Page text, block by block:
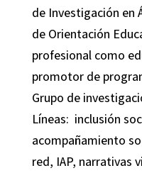
de Investigación en
de Orientación
profesional como
promotor de
Grupo de
Líneas: inclusión
acompañamiento
red, IAP, narrativas